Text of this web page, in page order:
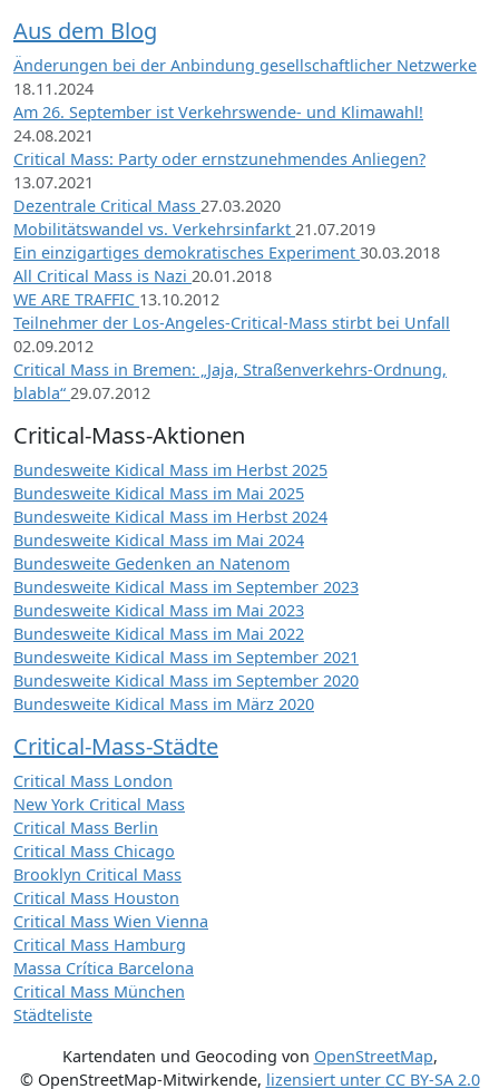
Aus dem Blog
Änderungen bei der Anbindung gesellschaftlicher Netzwerke
18.11.2024
Am 26. September ist Verkehrswende- und Klimawahl!
24.08.2021
Critical Mass: Party oder ernstzunehmendes Anliegen?
13.07.2021
Dezentrale Critical Mass 27.03.2020
Mobilitätswandel vs. Verkehrsinfarkt 21.07.2019
Ein einzigartiges demokratisches Experiment 30.03.2018
All Critical Mass is Nazi 20.01.2018
WE ARE TRAFFIC 13.10.2012
Teilnehmer der Los-Angeles-Critical-Mass stirbt bei Unfall
02.09.2012
Critical Mass in Bremen: „Jaja, Straßenverkehrs-Ordnung,
blabla“ 29.07.2012
Critical-Mass-Aktionen
Bundesweite Kidical Mass im Herbst 2025
Bundesweite Kidical Mass im Mai 2025
Bundesweite Kidical Mass im Herbst 2024
Bundesweite Kidical Mass im Mai 2024
Bundesweite Gedenken an Natenom
Bundesweite Kidical Mass im September 2023
Bundesweite Kidical Mass im Mai 2023
Bundesweite Kidical Mass im Mai 2022
Bundesweite Kidical Mass im September 2021
Bundesweite Kidical Mass im September 2020
Bundesweite Kidical Mass im März 2020
Critical-Mass-Städte
Critical Mass London
New York Critical Mass
Critical Mass Berlin
Critical Mass Chicago
Brooklyn Critical Mass
Critical Mass Houston
Critical Mass Wien Vienna
Critical Mass Hamburg
Massa Crítica Barcelona
Critical Mass München
Städteliste
Kartendaten und Geocoding von OpenStreetMap,
© OpenStreetMap-Mitwirkende, lizensiert unter CC BY-SA 2.0